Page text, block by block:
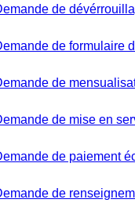
de
de formulaire
de
de mise en
de paiement
de